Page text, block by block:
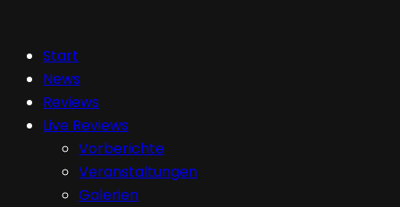
Start
News
Reviews
Live Reviews
Vorberichte
Veranstaltungen
Galerien